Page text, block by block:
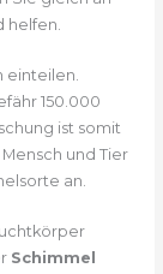
helfen.
einteilen.
150.000
ist somit
und Tier
an.
Schimmel